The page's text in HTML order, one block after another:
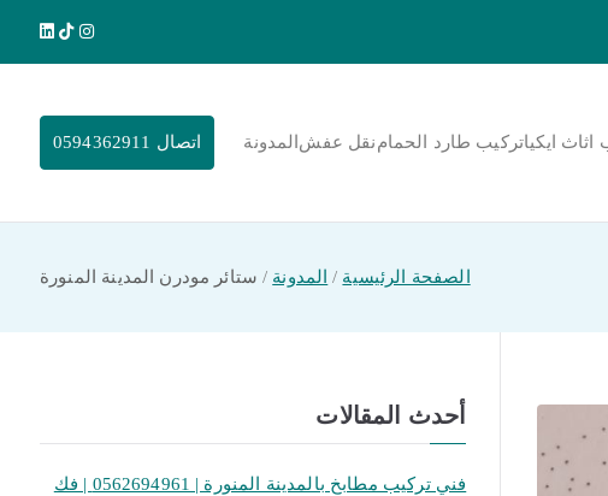
اثاث ايكياتركيب طارد الحمامنقل عفش المدونة اتصال 0594362911
الصفحة الرئيسية المدونة ستائر مودرن المدينة المنورة
أحدث المقالات
فني تركيب مطابخ بالمدينة المنورة | 0562694961 | فك